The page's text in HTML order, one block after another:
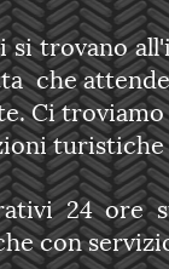
trovano
che
Ci
turistiche
24 ore
con